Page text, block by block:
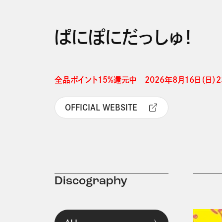
ぱにぽにだっしゅ！
全品ポイント15%還元中　2026年8月16日（日
OFFICIAL WEBSITE
Discography